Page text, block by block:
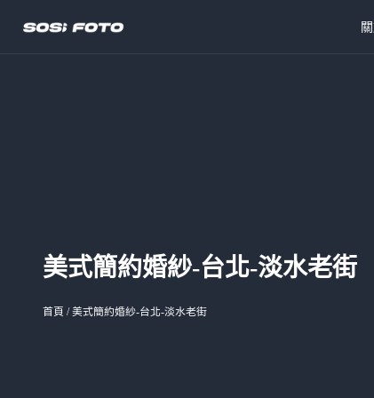
美式簡約婚紗-台北-淡水老街
首頁 /美式簡約婚紗-台北-淡水老街